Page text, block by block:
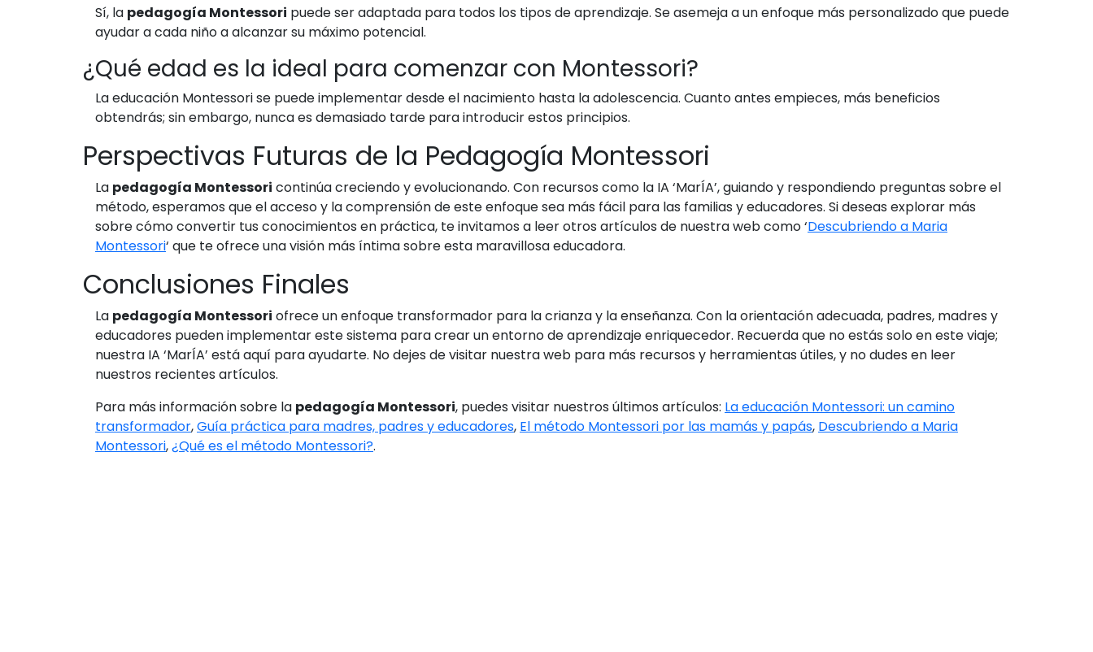
Sí, la pedagogía Montessori puede ser adaptada para todos los tipos de aprendizaje. Se asemeja a un enfoque más personalizado que puede
ayudar a cada niño a alcanzar su máximo potencial.
¿Qué edad es la ideal para comenzar con Montessori?
La educación Montessori se puede implementar desde el nacimiento hasta la adolescencia. Cuanto antes empieces, más beneficios
obtendrás; sin embargo, nunca es demasiado tarde para introducir estos principios.
Perspectivas Futuras de la Pedagogía Montessori
La pedagogía Montessori continúa creciendo y evolucionando. Con recursos como la IA ‘MarÍA’, guiando y respondiendo preguntas sobre el
método, esperamos que el acceso y la comprensión de este enfoque sea más fácil para las familias y educadores. Si deseas explorar más
sobre cómo convertir tus conocimientos en práctica, te invitamos a leer otros artículos de nuestra web como ‘Descubriendo a Maria
Montessori‘ que te ofrece una visión más íntima sobre esta maravillosa educadora.
Conclusiones Finales
La pedagogía Montessori ofrece un enfoque transformador para la crianza y la enseñanza. Con la orientación adecuada, padres, madres y
educadores pueden implementar este sistema para crear un entorno de aprendizaje enriquecedor. Recuerda que no estás solo en este viaje;
nuestra IA ‘MarÍA’ está aquí para ayudarte. No dejes de visitar nuestra web para más recursos y herramientas útiles, y no dudes en leer
nuestros recientes artículos.
Para más información sobre la pedagogía Montessori, puedes visitar nuestros últimos artículos: La educación Montessori: un camino
transformador,Guía práctica para madres, padres y educadores, El método Montessori por las mamás y papás, Descubriendo a Maria
Montessori,¿Qué es el método Montessori?.